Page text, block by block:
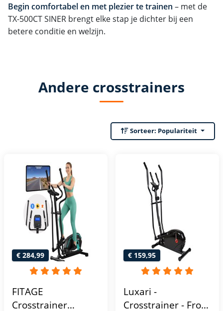
Begin comfortabel en met plezier te trainen – met de
TX-500CT SINER brengt elke stap je dichter bij een
betere conditie en welzijn.
Andere crosstrainers
Sorteer: Populariteit
€ 284,99
FITAGE
Crosstrainer
€ 159,95
Luxari -
Crosstrainer - Front